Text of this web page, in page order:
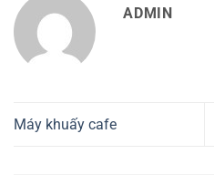
ADMIN
Máy khuấy cafe